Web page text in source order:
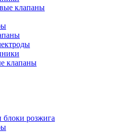
клапаны
клапаны
розжига